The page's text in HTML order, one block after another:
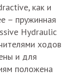
как и
– пружинная
Hydraulic
ходов
и для
положена